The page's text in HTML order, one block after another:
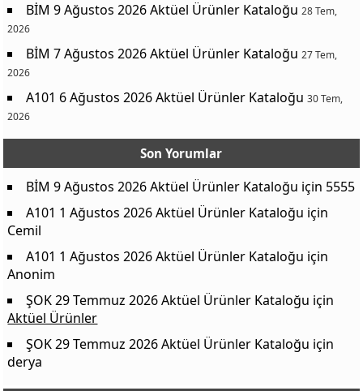
BİM 9 Ağustos 2026 Aktüel Ürünler Kataloğu 28 Tem,
2026
BİM 7 Ağustos 2026 Aktüel Ürünler Kataloğu 27 Tem,
2026
A101 6 Ağustos 2026 Aktüel Ürünler Kataloğu 30 Tem,
2026
Son Yorumlar
BİM 9 Ağustos 2026 Aktüel Ürünler Kataloğu için 5555
A101 1 Ağustos 2026 Aktüel Ürünler Kataloğu için
Cemil
A101 1 Ağustos 2026 Aktüel Ürünler Kataloğu için
Anonim
ŞOK 29 Temmuz 2026 Aktüel Ürünler Kataloğu için
Aktüel Ürünler
ŞOK 29 Temmuz 2026 Aktüel Ürünler Kataloğu için
derya